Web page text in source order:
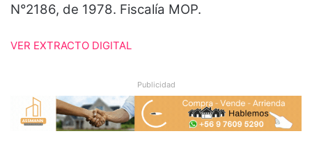
N°2186, de 1978. Fiscalía MOP.
VER EXTRACTO DIGITAL
Publicidad